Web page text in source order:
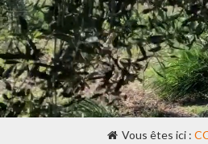
Vous êtes ici :